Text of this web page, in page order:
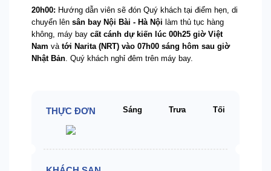
20h00: Hướng dẫn viên sẽ đón Quý khách tại điểm hẹn, di
chuyển lênsân bay Nội Bài - Hà Nội làm thủ tục hàng
không, máy baycất cánh dự kiến lúc 00h25 giờ Việt
Nam vàtới Narita (NRT) vào 07h00 sáng hôm sau giờ
Nhật Bản. Quý khách nghỉ đêm trên máy bay.
THỰC ĐƠN Sáng Trưa Tối